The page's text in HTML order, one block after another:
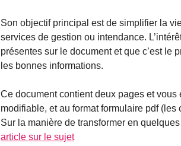
Son objectif principal est de simplifier la
services de gestion ou intendance.
présentes sur le document et que c’est le
les bonnes informations.
Ce document contient deux pages et
modifiable, et au format formulaire pdf
Sur la manière de transformer en
article sur le sujet